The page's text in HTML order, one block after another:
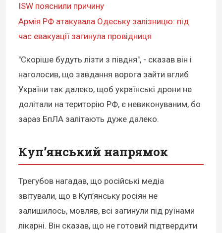
ISW пояснили причину
Армія РФ атакувала Одеську залізницю: під
час евакуації загинула провідниця
"Скоріше будуть лізти з півдня", - сказав він і
наголосив, що завдання ворога зайти вглиб
України так далеко, щоб українські дрони не
долітали на територію РФ, є невиконуваним, бо
зараз БпЛА залітають дуже далеко.
Куп’янський напрямок
Трегубов нагадав, що російські медіа
звітували, що в Куп’янську росіян не
залишилось, мовляв, всі загинули під руїнами
лікарні. Він сказав, що не готовий підтвердити